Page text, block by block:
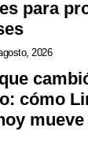
para
2026
cómo